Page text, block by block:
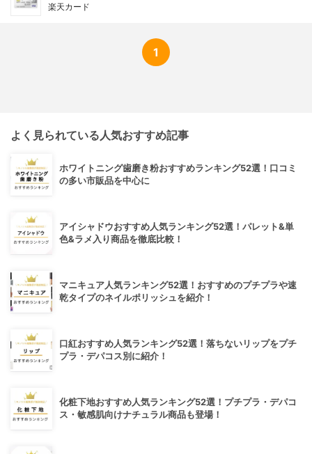
楽天カード
1
よく見られている人気おすすめ記事
ホワイトニング歯磨き粉おすすめランキング52選！口コミ
の多い市販品を中心に
アイシャドウおすすめ人気ランキング52選！パレット&単
色&ラメ入り商品を徹底比較！
マニキュア人気ランキング52選！おすすめのプチプラや速
乾タイプのネイルポリッシュを紹介！
口紅おすすめ人気ランキング52選！落ちないリップをプチ
プラ・デパコス別に紹介！
化粧下地おすすめ人気ランキング52選！プチプラ・デパコ
ス・敏感肌向けナチュラル商品も登場！